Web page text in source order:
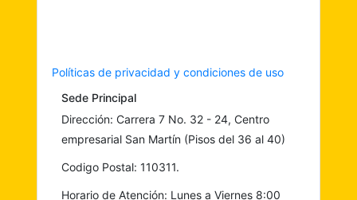
Sede Principal
Dirección: Carrera 7 No. 32 - 24, Centro
empresarial San Martín (Pisos del 36 al 40)
Codigo Postal: 110311.
Horario de Atención: Lunes a Viernes 8:00
Políticas de privacidad y condiciones de uso